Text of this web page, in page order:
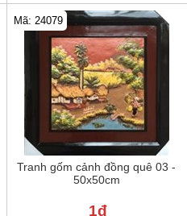
Tranh gốm cảnh đồng quê 03 -
50x50cm
Mã: 24079
1đ